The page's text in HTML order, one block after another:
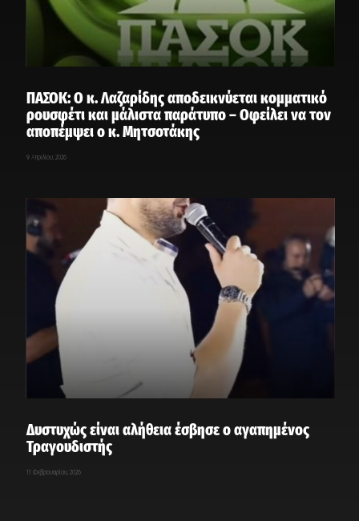
ΠΑΣΟΚ: Ο κ. Λαζαρίδης αποδεικνύεται κομματικό
ρουσφέτι και μάλιστα παράτυπο – Οφείλει να τον
αποπέμψει ο κ. Μητσοτάκης
9 Απριλίου, 2026
Δυστυχώς είναι αλήθεια έσβησε ο αγαπημένος
Τραγουδιστής
11 Φεβρουαρίου, 2026